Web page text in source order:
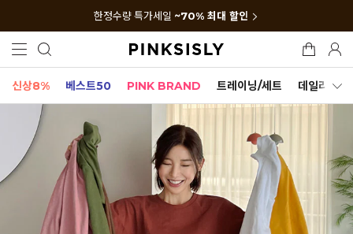
한정수량 특가세일 ~70% 최대 할인
신상8% 베스트50 PINK BRAND 트레이닝/세트 데일리세트